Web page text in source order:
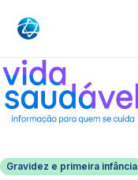
Gravidez e primeira infância